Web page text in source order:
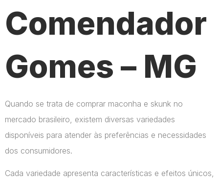
Comendador
Gomes – MG
Quando se trata de comprar maconha e skunk no
mercado brasileiro, existem diversas variedades
disponíveis para atender às preferências e necessidades
dos consumidores.
Cada variedade apresenta características e efeitos únicos,